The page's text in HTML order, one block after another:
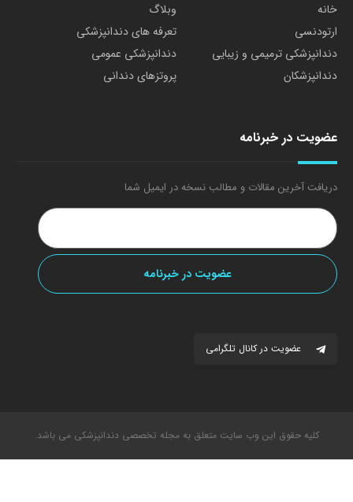
خانه
وبلاگ
ارتودنسی
تعرفه های دندانپزشکی
دندانپزشکی ترمیمی و زیبایی
دندانپزشکی عمومی
دندانپزشکان
پروتزهای دندانی
عضویت در خبرنامه
دریافت آخرین مقالات و مطالب نسخه در ایمیل شما
عضویت در کانال تلگرامی
کلیه حقوق این وب سایت متعلق به مجله تخصصی دندانپزشکی می باشد.